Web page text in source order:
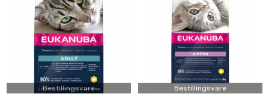
Bestillingsvare Bestillingsvare